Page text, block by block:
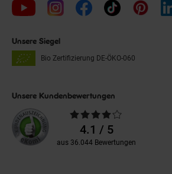
Unsere Siegel
Bio Zertifizierung DE-ÖKO-060
Unsere Kundenbewertungen
Durchschnittliche
Bewertungen4.1 / 5
aus 36.044 Bewertungen